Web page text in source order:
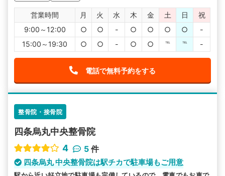
営業時間 月 火 水 木 金 土 日
祝
9:00～12:00
○ ○ - ○ ○ ○ ○
-
15:00～19:30
○ ○ - ○ ○ ℡ ℡ -
電話で無料予約をする
整骨院・接骨院
四条烏丸中央整骨院
4
5 件
四条烏丸 中央整骨院は駅チカで駐車場もご用意